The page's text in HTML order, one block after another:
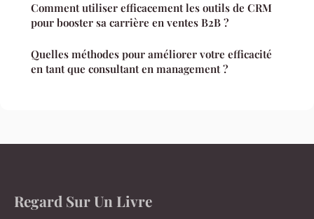
Comment utiliser efficacement les outils de CRM
pour booster sa carrière en ventes B2B ?
Quelles méthodes pour améliorer votre efficacité
en tant que consultant en management ?
Regard Sur Un Livre